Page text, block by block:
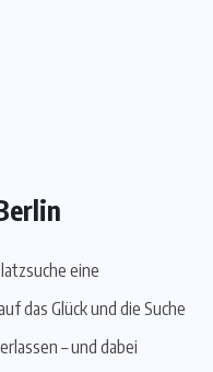
eine
das Glück und die Suche
– und dabei